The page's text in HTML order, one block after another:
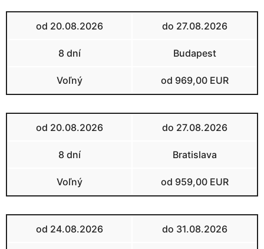
od 20.08.2026 do 27.08.2026
8 dní Budapest
Voľný od 969,00 EUR
od 20.08.2026 do 27.08.2026
8 dní Bratislava
Voľný od 959,00 EUR
od 24.08.2026 do 31.08.2026